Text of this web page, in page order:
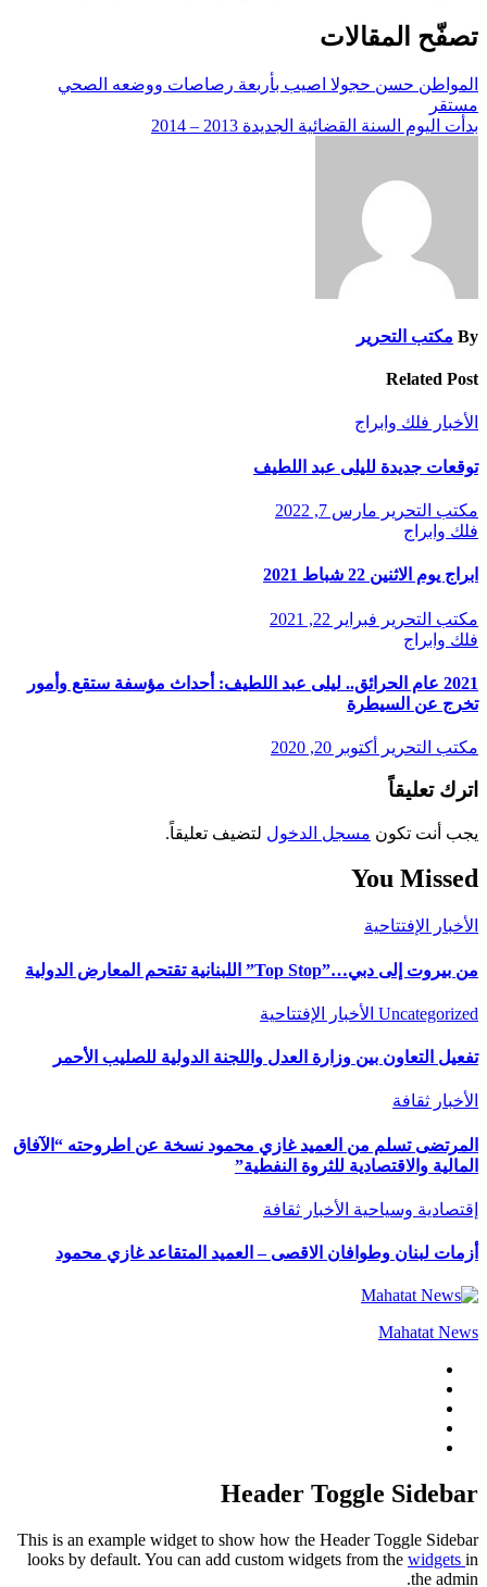
تصفّح المقالات
المواطن حسن حجولا اصيب بأربعة رصاصات ووضعه الصحي
مستقر
بدأت اليوم السنة القضائية الجديدة 2013 – 2014
By مكتب التحرير
Related Post
الأخبار فلك وابراج
توقعات جديدة لليلى عبد اللطيف
مكتب التحرير مارس 7, 2022
فلك وابراج
ابراج يوم الاثنين 22 شباط 2021
مكتب التحرير فبراير 22, 2021
فلك وابراج
2021 عام الحرائق.. ليلى عبد اللطيف: أحداث مؤسفة ستقع وأمور
تخرج عن السيطرة
مكتب التحرير أكتوبر 20, 2020
اترك تعليقاً
يجب أنت تكون مسجل الدخول لتضيف تعليقاً.
You Missed
الأخبار الإفتتاحية
من بيروت إلى دبي…”Top Stop” اللبنانية تقتحم المعارض الدولية
Uncategorized الأخبار الإفتتاحية
تفعيل التعاون بين وزارة العدل واللجنة الدولية للصليب الأحمر
الأخبار ثقافة
المرتضى تسلم من العميد غازي محمود نسخة عن اطروحته “الآفاق
المالية والاقتصادية للثروة النفطية”
إقتصادية وسياحية الأخبار ثقافة
أزمات لبنان وطوافان الاقصى – العميد المتقاعد غازي محمود
Mahatat News
Header Toggle Sidebar
This is an example widget to show how the Header Toggle Sidebar
looks by default. You can add custom widgets from the widgets in
the admin.